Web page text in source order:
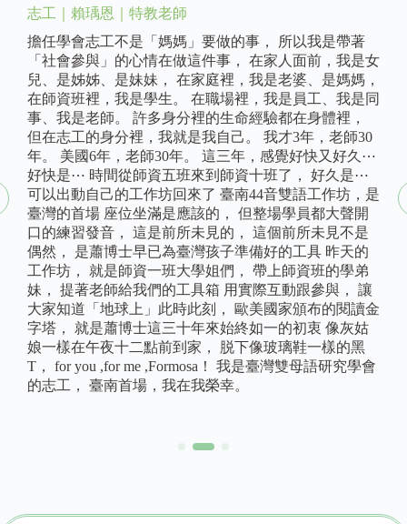
志工｜賴瑀恩｜特教老師
擔任學會志工不是「媽媽」要做的事， 所以我是帶著
「社會參與」的心情在做這件事， 在家人面前，我是女
兒、是姊姊、是妹妹， 在家庭裡，我是老婆、是媽媽，
在師資班裡，我是學生。 在職場裡，我是員工、我是同
事、我是老師。 許多身分裡的生命經驗都在身體裡，
但在志工的身分裡，我就是我自己。 我才3年，老師30
年。 美國6年，老師30年。 這三年，感覺好快又好久⋯
好快是⋯ 時間從師資五班來到師資十班了， 好久是⋯
可以出動自己的工作坊回來了 臺南44音雙語工作坊，是
臺灣的首場 座位坐滿是應該的， 但整場學員都大聲開
口的練習發音， 這是前所未見的， 這個前所未見不是
偶然， 是蕭博士早已為臺灣孩子準備好的工具 昨天的
工作坊， 就是師資一班大學姐們， 帶上師資班的學弟
妹， 提著老師給我們的工具箱 用實際互動跟參與， 讓
大家知道「地球上」此時此刻， 歐美國家頒布的閱讀金
字塔， 就是蕭博士這三十年來始終如一的初衷 像灰姑
娘一樣在午夜十二點前到家， 脱下像玻璃鞋一樣的黑
T， for you ,for me ,Formosa！ 我是臺灣雙母語研究學會
的志工， 臺南首場，我在我榮幸。